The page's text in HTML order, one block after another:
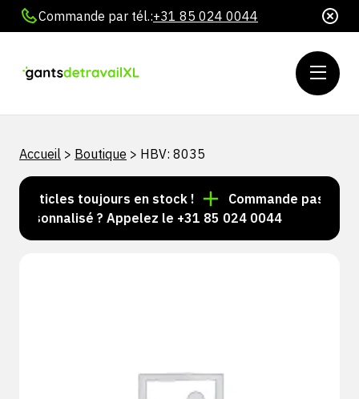
Commande par tél.:+31 85 024 0044
Accueil > Boutique > HBV: 8035
toujours en stock !
Commande passée
? Appelez le +31 85 024 0044